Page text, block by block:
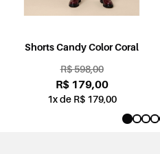
Shorts Candy Color Coral
R$ 598,00
R$ 179,00
1x de R$ 179,00